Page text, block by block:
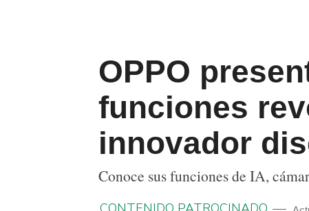
OPPO
funciones
innovador
Conoce sus funciones de IA,